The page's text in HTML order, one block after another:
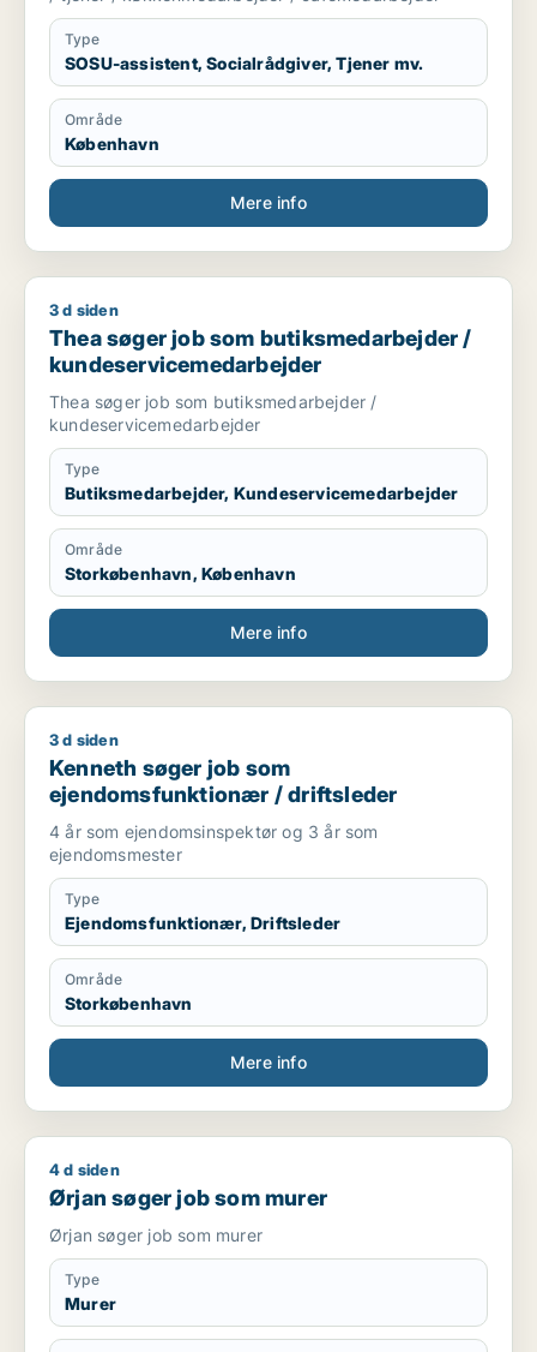
Type
SOSU-assistent, Socialrådgiver, Tjener mv.
Område
København
Mere info
Thea søger job som butiksmedarbejder /
3 d siden
Thea søger job som butiksmedarbejder /
kundeservicemedarbejder
Thea søger job som butiksmedarbejder /
kundeservicemedarbejder
Type
Butiksmedarbejder, Kundeservicemedarbejder
Område
Storkøbenhavn, København
Mere info
Kenneth søger job som ejendomsfunktionær / driftsleder
3 d siden
Kenneth søger job som
ejendomsfunktionær / driftsleder
4 år som ejendomsinspektør og 3 år som
ejendomsmester
Type
Ejendomsfunktionær, Driftsleder
Område
Storkøbenhavn
Mere info
Ørjan søger job som murer
4 d siden
Ørjan søger job som murer
Ørjan søger job som murer
Type
Murer